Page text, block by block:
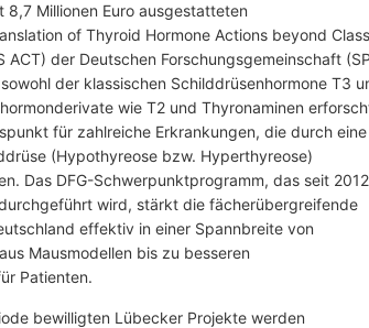
8,7 Millionen Euro ausgestatteten
of Thyroid Hormone Actions beyond
ACT) der Deutschen Forschungsgemeinschaft
der klassischen Schilddrüsenhormone T3
wie T2 und Thyronaminen
für zahlreiche Erkrankungen, die durch
(Hypothyreose bzw. Hyperthyreose)
Das DFG-Schwerpunktprogramm, das seit
wird, stärkt die fächerübergreifende
effektiv in einer Spannbreite von
Mausmodellen bis zu besseren
Patienten.
bewilligten Lübecker Projekte werden